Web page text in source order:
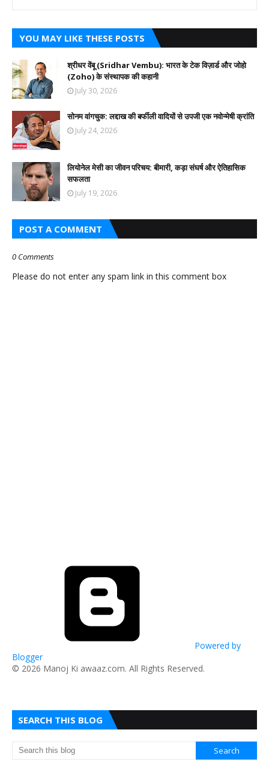
YOU MAY LIKE THESE POSTS
श्रीधर वेंबू (Sridhar Vembu): भारत के टेक विज़ार्ड और जोहो
(Zoho) के संस्थापक की कहानी
July 30, 2026
सोनम वांगचुक: लद्दाख की बर्फीली वादियों से उपजी एक नवोन्मेषी क्रांति
July 24, 2026
लियोनेल मेसी का जीवन परिचय: बीमारी, कड़ा संघर्ष और ऐतिहासिक
सफलता
July 19, 2026
POST A COMMENT
0 Comments
Please do not enter any spam link in this comment box
Powered by
Blogger
​© 2026 Manoj Ki awaaz.com. All Rights Reserved.
SEARCH THIS BLOG